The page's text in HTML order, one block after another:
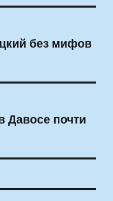
без мифов
Давосе почти